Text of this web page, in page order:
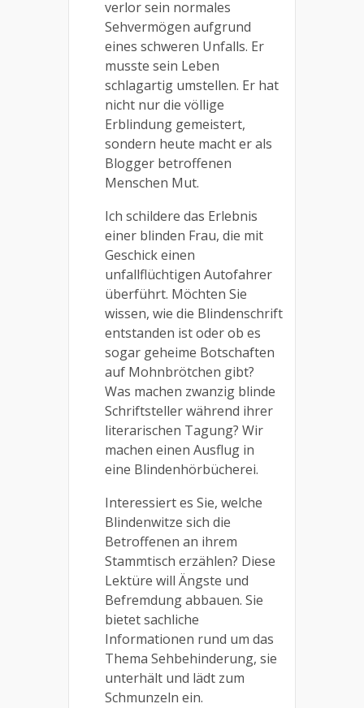
verlor sein normales
Sehvermögen aufgrund
eines schweren Unfalls. Er
musste sein Leben
schlagartig umstellen. Er hat
nicht nur die völlige
Erblindung gemeistert,
sondern heute macht er als
Blogger betroffenen
Menschen Mut.
Ich schildere das Erlebnis
einer blinden Frau, die mit
Geschick einen
unfallflüchtigen Autofahrer
überführt. Möchten Sie
wissen, wie die Blindenschrift
entstanden ist oder ob es
sogar geheime Botschaften
auf Mohnbrötchen gibt?
Was machen zwanzig blinde
Schriftsteller während ihrer
literarischen Tagung? Wir
machen einen Ausflug in
eine Blindenhörbücherei.
Interessiert es Sie, welche
Blindenwitze sich die
Betroffenen an ihrem
Stammtisch erzählen? Diese
Lektüre will Ängste und
Befremdung abbauen. Sie
bietet sachliche
Informationen rund um das
Thema Sehbehinderung, sie
unterhält und lädt zum
Schmunzeln ein.